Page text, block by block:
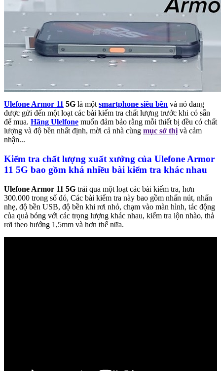
Ulefone Armor 11 5G là một smartphone siêu bền và nó đang
được gửi đến một loạt các bài kiểm tra chất lượng trước khi có sẵn
để mua. Hãng Ulelfone muốn đảm bảo rằng mỗi thiết bị đều có chất
lượng và độ bền nhất định, mời cả nhà cùng mục sở thị và cảm
nhận...
Kiểm tra chất lượng xuất xưởng của Ulefone Armor
11 5G bao gồm khá nhiều bài kiểm tra khác nhau
Ulefone Armor 11 5G trải qua một loạt các bài kiểm tra, hơn
300.000 trong số đó, Các bài kiểm tra này bao gồm nhấn nút, nhấn
nhẹ, độ bền USB, độ bền khi rơi nhỏ, chạm vào màn hình, tác động
của quả bóng với các trọng lượng khác nhau, kiểm tra lộn nhào, thả
rơi theo hướng 1,5mm và hơn thế nữa.